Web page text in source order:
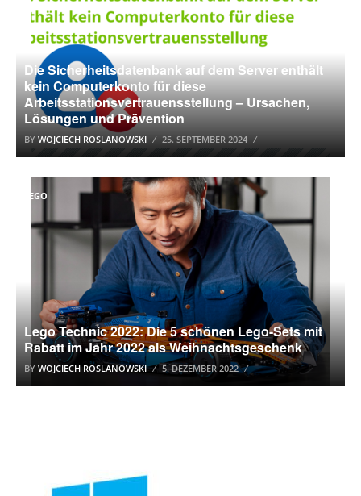
Die Sicherheitsdatenbank auf dem Server enthält
kein Computerkonto für diese
Arbeitsstationsvertrauensstellung – Ursachen,
Lösungen und Prävention
BY WOJCIECH ROSLANOWSKI 25. SEPTEMBER 2024
LEGO
Lego Technic 2022: Die 5 schönen Lego-Sets mit
Rabatt im Jahr 2022 als Weihnachtsgeschenk
BY WOJCIECH ROSLANOWSKI 5. DEZEMBER 2022